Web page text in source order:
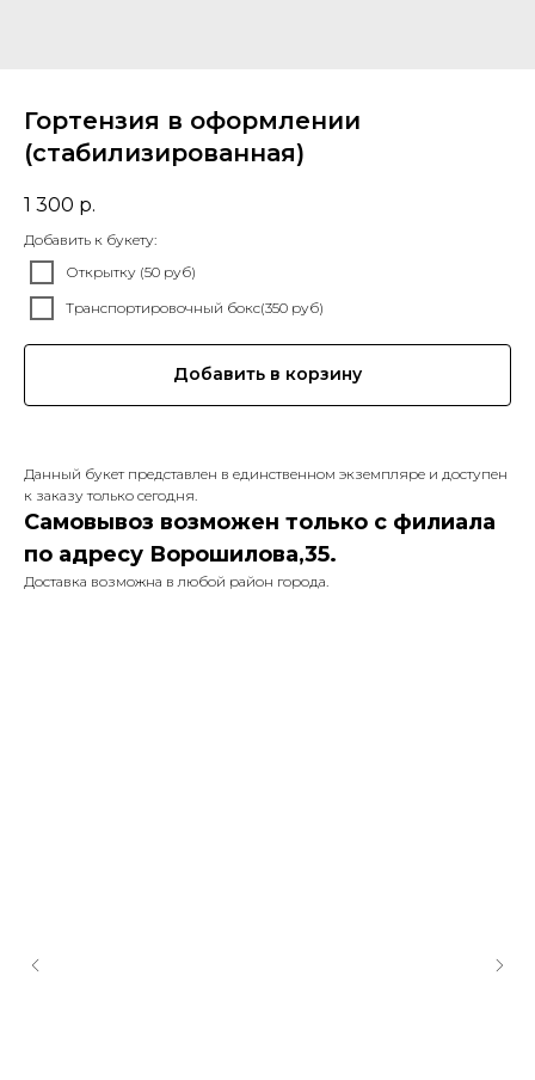
Гортензия в оформлении
(стабилизированная)
1 300 р.
Добавить к букету:
Открытку (50 руб)
Транспортировочный бокс(350 руб)
Добавить в корзину
Данный букет представлен в единственном экземпляре и доступен
к заказу только сегодня.
Самовывоз возможен только с филиала
по адресу Ворошилова,35.
Доставка возможна в любой район города.